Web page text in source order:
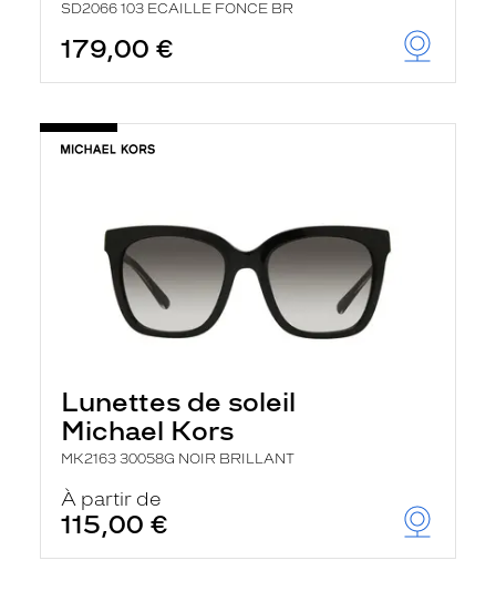
SD2066 103 ECAILLE FONCE BR
179,00 €
Lunettes de soleil
Michael Kors
MK2163 30058G NOIR BRILLANT
À partir de
115,00 €